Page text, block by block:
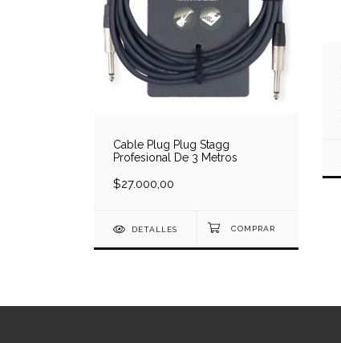
Cable Plug Plug Stagg
Profesional De 3 Metros
$27.000,00
DETALLES